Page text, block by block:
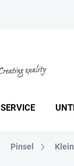
SERVICE
Pinsel